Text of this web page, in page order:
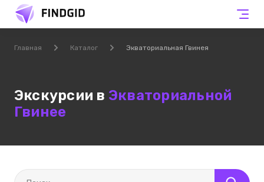
Главная Каталог Экваториальная Гвинея
Экскурсии в Экваториальной
Гвинее